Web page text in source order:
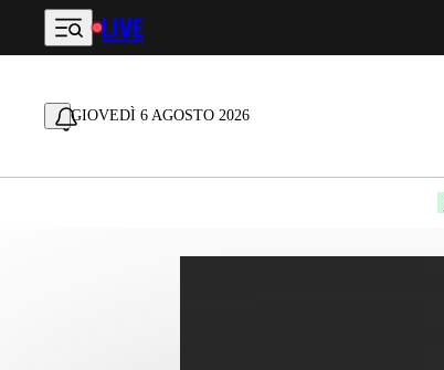
Vai al contenuto principale
LIVE
GIOVEDÌ 6 AGOSTO 2026